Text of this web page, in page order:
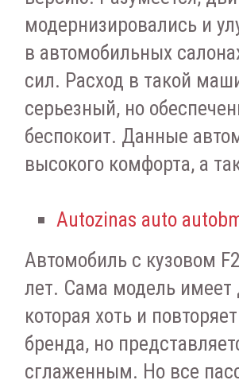
модернизировались и
в автомобильных
сил. Расход в такой
серьезный, но
беспокоит. Данные
высокого комфорта, а
Autozinas auto
Автомобиль с кузовом
лет. Сама модель имеет
которая хоть и
бренда, но
сглаженным. Но все